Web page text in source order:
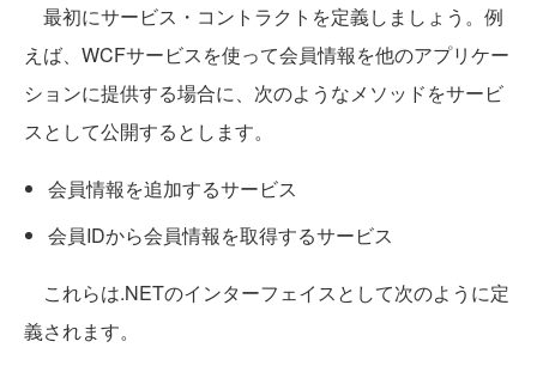
最初にサービス・コントラクトを定義しましょう。例
えば、WCFサービスを使って会員情報を他のアプリケー
ションに提供する場合に、次のようなメソッドをサービ
スとして公開するとします。
会員情報を追加するサービス
会員IDから会員情報を取得するサービス
これらは.NETのインターフェイスとして次のように定
義されます。